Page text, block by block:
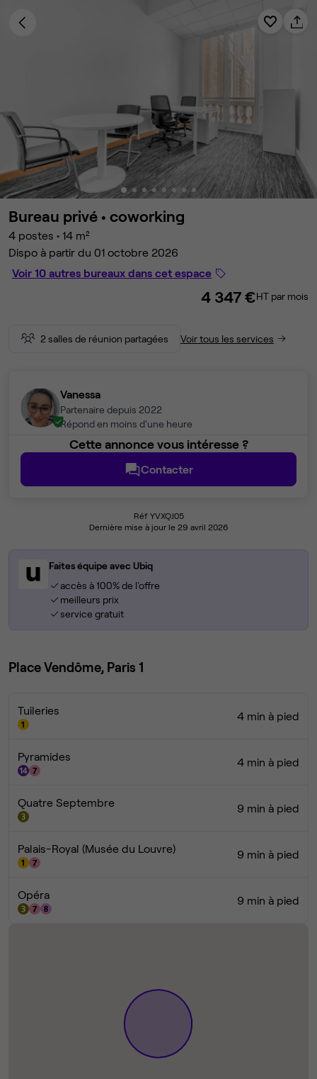
Bureau privé • coworking
4 postes • 14 m²
Dispo à partir du 01 octobre 2026
Voir 10 autres bureaux dans cet espace
4 347 €HT par mois
2 salles de réunion partagées Voir tous les services
Vanessa
Partenaire depuis 2022
Répond en moins d'une heure
Cette annonce vous intéresse ?
Contacter
Réf YVXQJ05
Dernière mise à jour le 29 avril 2026
Faites équipe avec Ubiq
accès à 100% de l'offre
meilleurs prix
service gratuit
Place Vendôme, Paris 1
Tuileries 4 min à pied
Pyramides 4 min à pied
Quatre Septembre 9 min à pied
Palais-Royal (Musée du Louvre) 9 min à pied
Opéra 9 min à pied